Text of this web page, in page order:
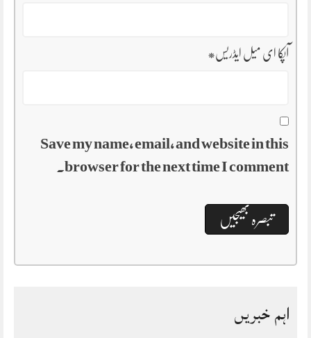
آپکا ای میل ایڈریس*
Save my name, email, and website in this
browser for the next time I comment.
اہم خبریں